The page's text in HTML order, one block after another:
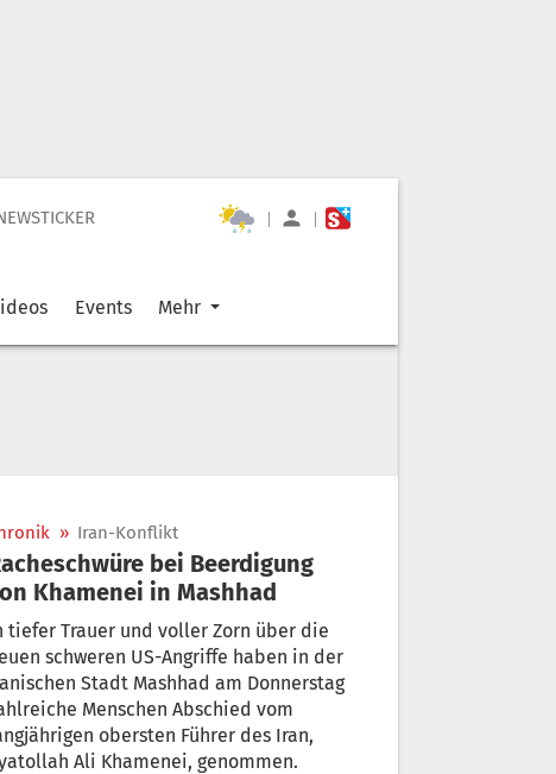
| |
Events Mehr
» Iran-Konflikt
bei Beerdigung
Khamenei in Mashhad
tiefer Trauer und voller Zorn über die
schweren US-Angriffe haben in der
Stadt Mashhad am Donnerstag
Menschen Abschied vom
obersten Führer des Iran,
Ali Khamenei, genommen.